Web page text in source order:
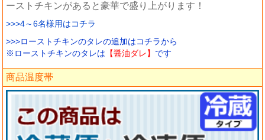
ーストチキンがあると豪華で盛り上がります！
>>>4～6名様用はコチラ
>>>ローストチキンのタレの追加はコチラから
※ローストチキンのタレは 【醤油ダレ】 です
商品温度帯